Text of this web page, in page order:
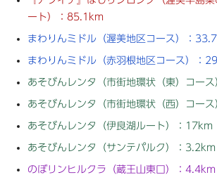
ート）：85.1km
まわりんミドル（渥美地区コース）：
まわりんミドル（赤羽根地区コース）：
あそびんレンタ（市街地環状（東）コー
あそびんレンタ（市街地環状（西）コー
あそびんレンタ（伊良湖ルート）：17km
あそびんレンタ（サンテパルク）：3.2km
のぼリンヒルクラ（蔵王山東口）：4.4km